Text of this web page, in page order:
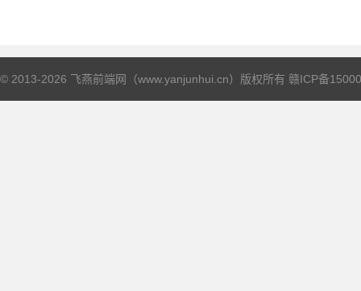
© 2013-2026 飞燕前端网（www.yanjunhui.cn）版权所有 赣ICP备